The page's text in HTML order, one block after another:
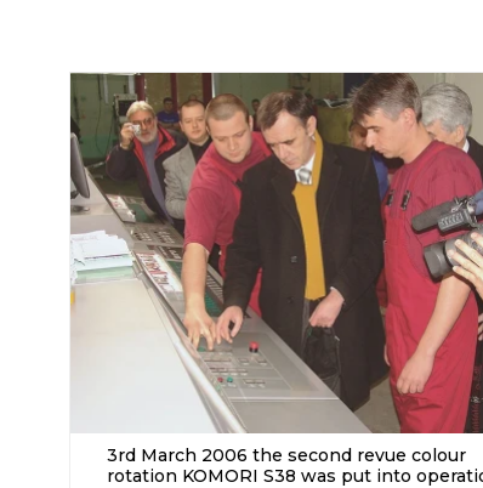
3rd March 2006 the second revue colour
rotation KOMORI S38 was put into